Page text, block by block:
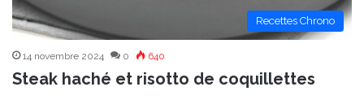
Recettes Chrono
14 novembre 2024 0 640
Steak haché et risotto de coquillettes